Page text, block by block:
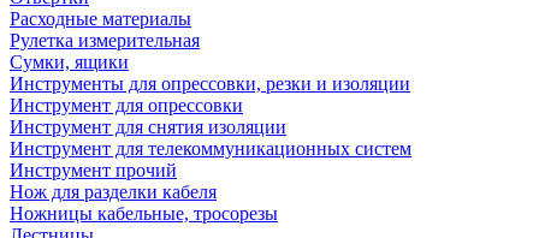
Расходные материалы
Рулетка измерительная
Сумки, ящики
Инструменты для опрессовки, резки и изоляции
Инструмент для опрессовки
Инструмент для снятия изоляции
Инструмент для телекоммуникационных систем
Инструмент прочий
Нож для разделки кабеля
Ножницы кабельные, тросорезы